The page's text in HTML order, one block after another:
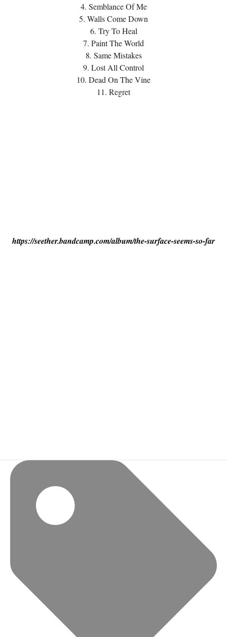
4. Semblance Of Me
5. Walls Come Down
6. Try To Heal
7. Paint The World
8. Same Mistakes
9. Lost All Control
10. Dead On The Vine
11. Regret
https://seether.bandcamp.com/album/the-surface-seems-so-far